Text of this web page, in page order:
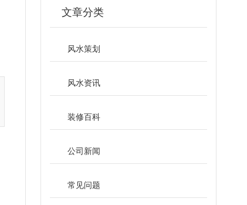
文章分类
风水策划
风水资讯
装修百科
公司新闻
常见问题